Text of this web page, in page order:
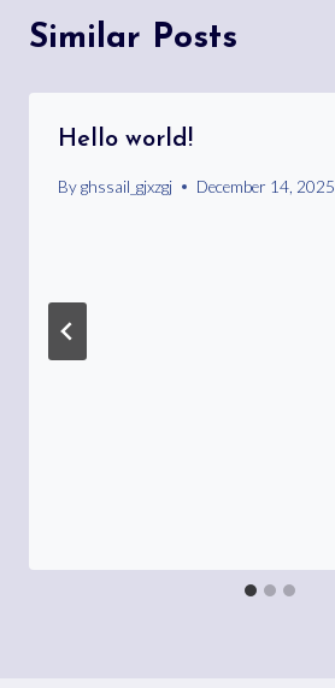
Similar Posts
Hello world!
Byghssail_gjxzgj December 14, 2025